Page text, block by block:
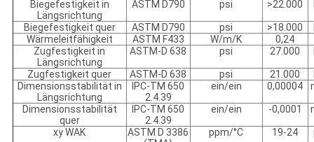
Biegefestigkeit in
Längsrichtung
ASTM D790 psi >22.000
Biegefestigkeit quer ASTM D790 psi >18.000
Wärmeleitfähigkeit
ASTM F433 W/m/K
0,24
Zugfestigkeit in
Längsrichtung
ASTM-D 638 psi 27.000
Zugfestigkeit quer ASTM-D 638 psi 21.000
Dimensionsstabilität in
Längsrichtung
IPC-TM 650
2.4.39
ein/ein 0,00004
Dimensionsstabilität
quer
IPC-TM 650
2.4.39
ein/ein -0,0001
xy WAK
ASTM D 3386
ppm/°C 19-24